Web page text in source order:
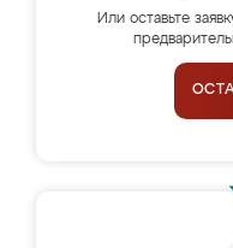
Или оставьте